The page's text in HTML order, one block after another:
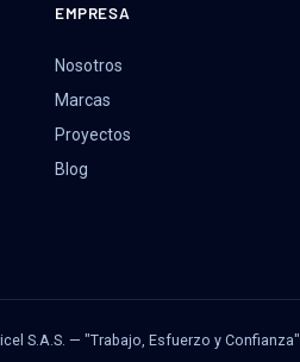
EMPRESA
Nosotros
Marcas
Proyectos
Blog
S.A.S. — "Trabajo, Esfuerzo y Confianza"